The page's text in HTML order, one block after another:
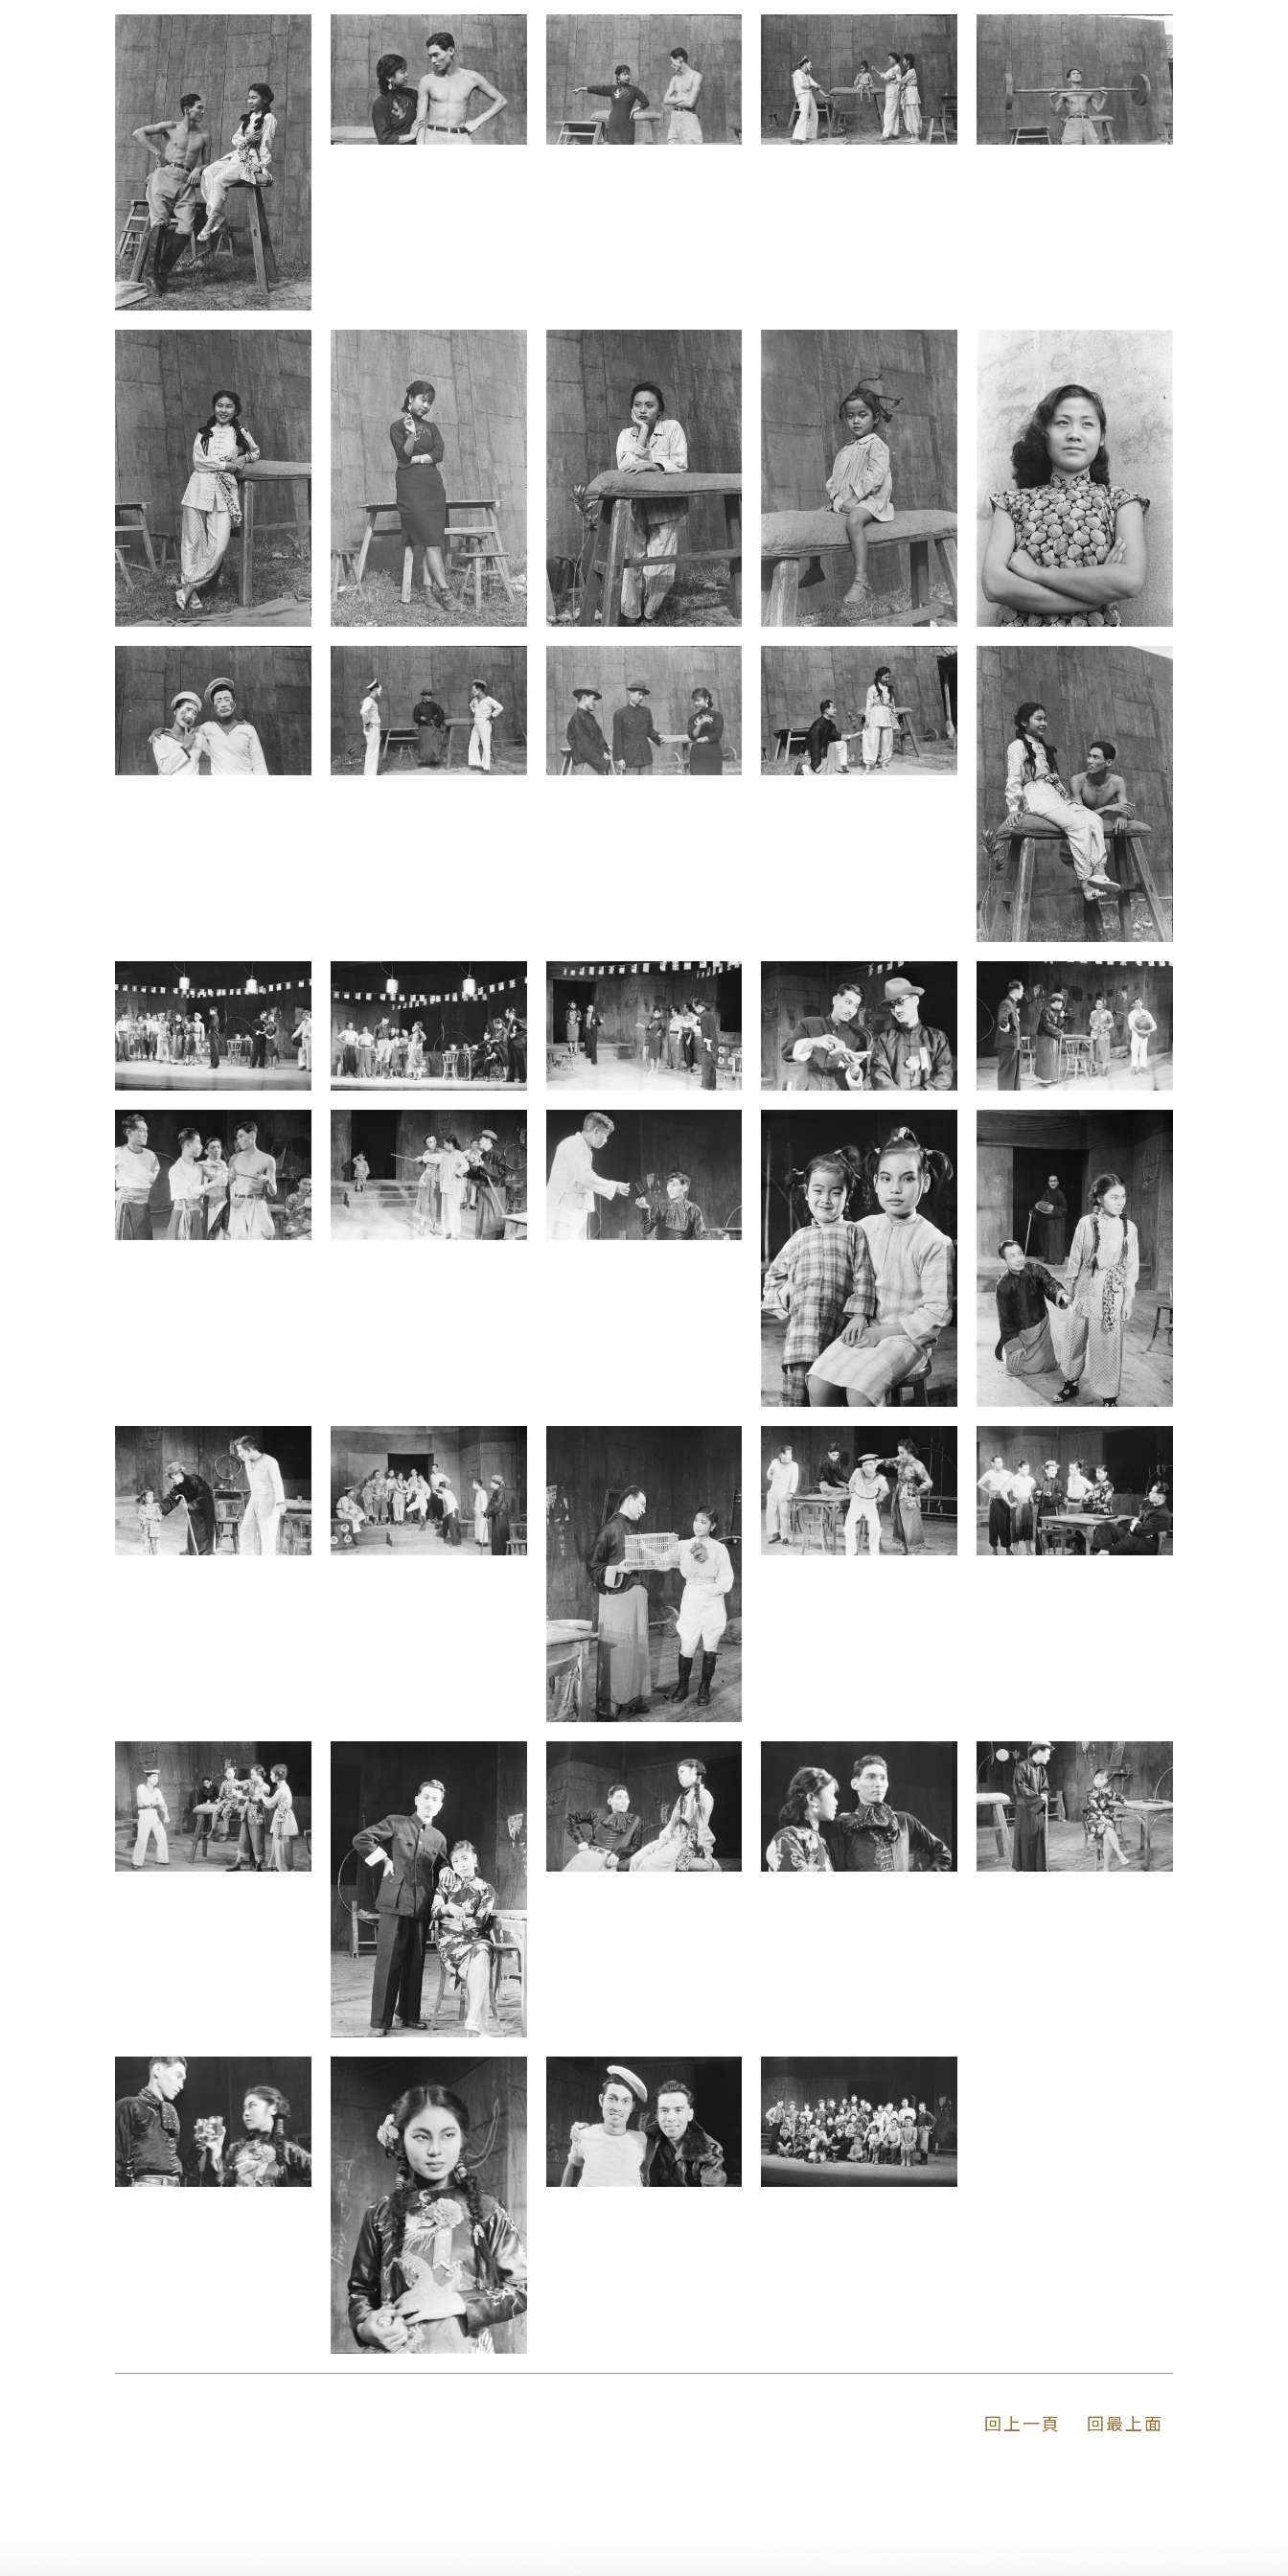
的黃大少爺為妾；馬戲團老闆娘蓋三省則
因覬覦小銃，在背後陰狠操弄。最終純真
愛情在黑暗社會的壓迫下走投無路，小銃
與翠寶以極端的服毒之舉，完成了對現實
沉痛的控訴。
剝削批判的敘事，成功地將西方經典轉化
為喚醒民族自覺的「心戰」時刻。
吳紹同在 1948 年為軍中演劇三隊在臺演
出所拍攝的劇照，為這段跨文化傳播史留
下了珍貴的視覺見證。當時正值第三屆臺
灣光復節，在博覽會的盛大背景下，這批
影像紀錄了戲劇能量隨政權更迭轉向臺灣
的關鍵瞬間。攝影家為呼應「水陸碼頭」
的草根設定，特意在室外自然光下，以水
泥建物與簡易搭建的高腳長凳作為主場
景。這種去劇場化的空間敘事，不僅強化
了底層藝人流離失所的真實感，更在簡約
背景前，更精準捕捉角色或獨立自省，或
對峙、揶揄、挑逗、拒從等對手戲，引發
觀眾辯證的瞬間。
由演劇三隊詮釋的版本，展現了戰後初期
演劇力量在政治動員與庶民美學間的拉
鋸。透過吳紹同的鏡頭，我們可以看見翠
寶與小銃學跑馬時的純真期待，與慕容天
錫那種算計、卑微的嘴臉形成強烈對比；
整體呈現出一種粗獷且具生命力，如馬戲
團般的流動劇場特質，使原本的社會批判
議題，在光復初期的社會語境下，演化為
一種兼具大眾娛樂與民族自覺的混血文化
表演。這批劇照具體呈現了西方劇作在中
現實質感的獨特面貌。
回上一頁 回最上面